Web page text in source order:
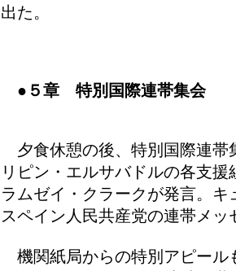
出た。
●５章 特別国際連帯集会
夕食休憩の後、特別国際連帯
リピン・エルサバドルの各支
ラムゼイ・クラークが発言。
スペイン人民共産党の連帯メ
機関紙局からの特別アピール